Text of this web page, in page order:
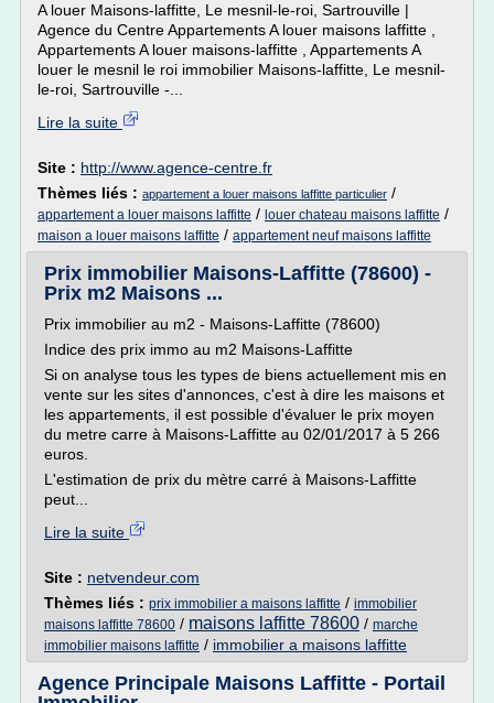
A louer Maisons-laffitte, Le mesnil-le-roi, Sartrouville |
Agence du Centre Appartements A louer maisons laffitte ,
Appartements A louer maisons-laffitte , Appartements A
louer le mesnil le roi immobilier Maisons-laffitte, Le mesnil-
le-roi, Sartrouville -...
Lire la suite
Site : http://www.agence-centre.fr
Thèmes liés : appartement a louer maisons laffitte particulier /
appartement a louer maisons laffitte / louer chateau maisons laffitte /
maison a louer maisons laffitte / appartement neuf maisons laffitte
Prix immobilier Maisons-Laffitte (78600) -
Prix m2 Maisons ...
Prix immobilier au m2 - Maisons-Laffitte (78600)
Indice des prix immo au m2 Maisons-Laffitte
Si on analyse tous les types de biens actuellement mis en
vente sur les sites d'annonces, c'est à dire les maisons et
les appartements, il est possible d'évaluer le prix moyen
du metre carre à Maisons-Laffitte au 02/01/2017 à 5 266
euros.
L'estimation de prix du mètre carré à Maisons-Laffitte
peut...
Lire la suite
Site : netvendeur.com
Thèmes liés : prix immobilier a maisons laffitte / immobilier
maisons laffitte 78600 / maisons laffitte 78600 / marche
immobilier maisons laffitte / immobilier a maisons laffitte
Agence Principale Maisons Laffitte - Portail